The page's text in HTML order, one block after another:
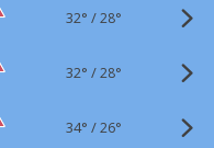
32° /28°
32° /28°
34° /26°